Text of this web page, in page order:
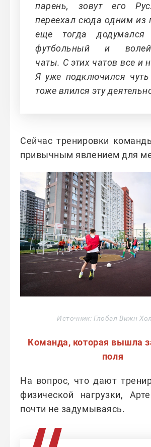
парень, зовут его
переехал сюда одним из
еще тогда додумался
футбольный и
чаты. С этих чатов все и
Я уже подключился
тоже влился эту
Сейчас тренировки
привычным явлением для
Источник: Глобал Вижн
Команда, которая вышла
поля
На вопрос, что дают
физической нагрузки,
почти не задумываясь.